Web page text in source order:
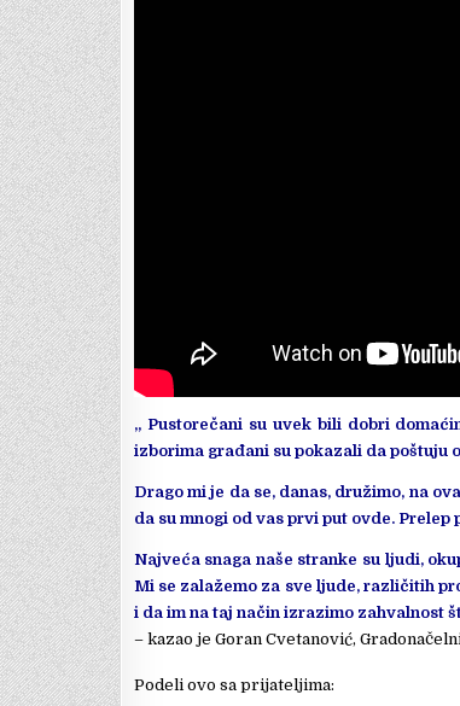
„ Pustorečani su uvek bili dobri
izborima građani su pokazali da poštuju
Drago mi je da se, danas, družimo, na
da su mnogi od vas prvi put ovde.
Najveća snaga naše stranke su ljudi,
Mi se zalažemo za sve ljude, različitih
i da im na taj način izrazimo zahvalnost
– kazao je Goran Cvetanović,
Podeli ovo sa prijateljima: